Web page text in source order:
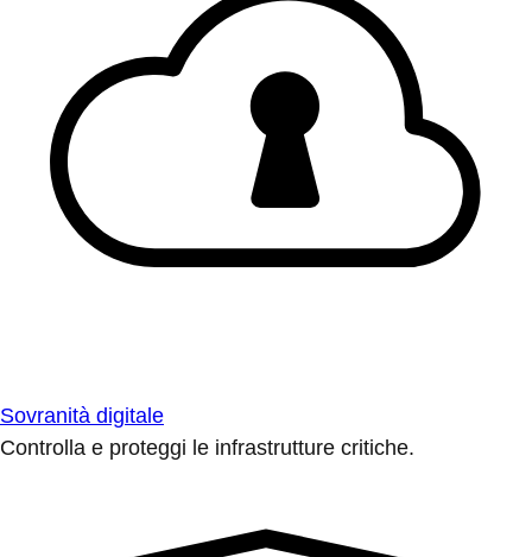
Sovranità digitale
Controlla e proteggi le infrastrutture critiche.